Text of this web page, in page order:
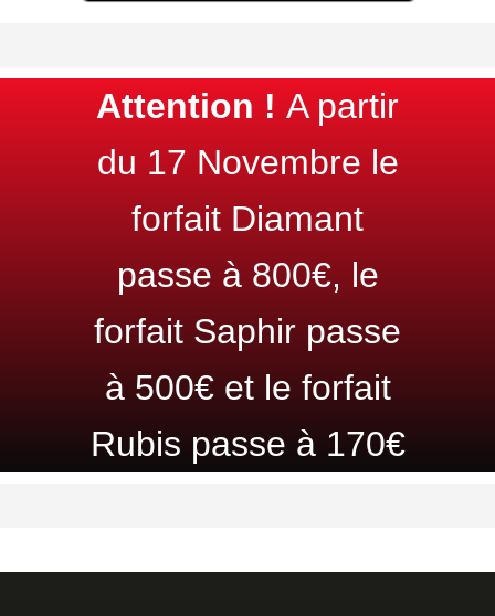
Attention ! A partir
du 17 Novembre le
forfait Diamant
passe à 800€, le
forfait Saphir passe
à 500€ et le forfait
Rubis passe à 170€